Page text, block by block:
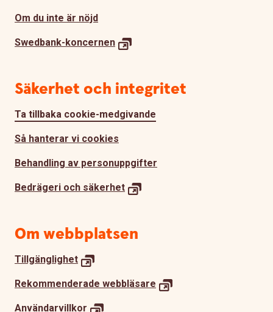
Om du inte är nöjd
Swedbank-koncernen
Säkerhet och integritet
Ta tillbaka cookie-medgivande
Så hanterar vi cookies
Behandling av personuppgifter
Bedrägeri och säkerhet
Om webbplatsen
Tillgänglighet
Rekommenderade webbläsare
Användarvillkor